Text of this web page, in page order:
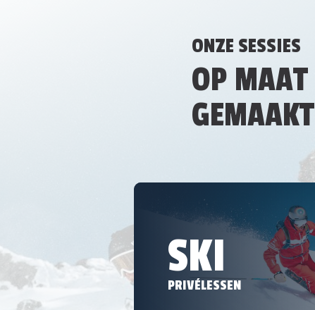
ONZE SESSIES
OP MAAT
GEMAAKT
SKI
PRIVÉLESSEN